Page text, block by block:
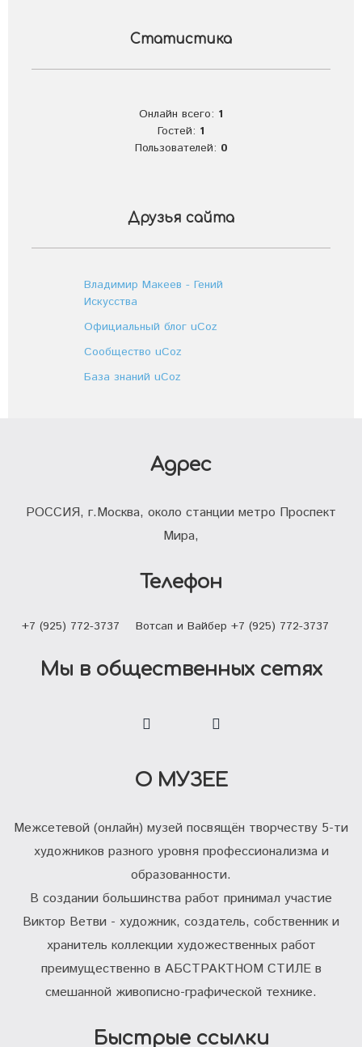
Статистика
Онлайн всего: 1
Гостей: 1
Пользователей: 0
Друзья сайта
Владимир Макеев - Гений
Искусства
Официальный блог uCoz
Сообщество uCoz
База знаний uCoz
О МУЗЕЕ
Межсетевой (онлайн) музей посвящён творчеству 5-ти
художников разного уровня профессионализма и
образованности.
В создании большинства работ принимал участие
Виктор Ветви - художник, создатель, собственник и
хранитель коллекции художественных работ
преимущественно в АБСТРАКТНОМ СТИЛЕ в
смешанной живописно-графической технике.
Быстрые ссылки
Адрес
РОССИЯ, г.Москва, около станции метро Проспект
Мира,
Телефон
+7 (925) 772-3737 Вотсап и Вайбер +7 (925) 772-3737
Мы в общественных сетях